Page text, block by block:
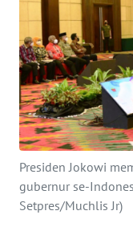
Presiden Jokowi
gubernur se-
Setpres/Muchlis Jr)
OPINI
PERISTIWA
Informasi
BERITA